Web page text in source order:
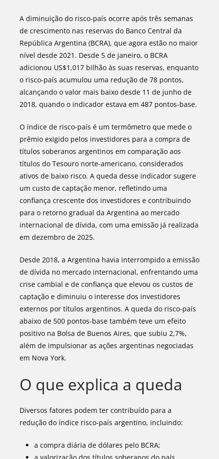
A diminuição do risco-país ocorre após três semanas
de crescimento nas reservas do Banco Central da
República Argentina (BCRA), que agora estão no maior
nível desde 2021. Desde 5 de janeiro, o BCRA
adicionou US$1,017 bilhão às suas reservas, enquanto
o risco-país acumulou uma redução de 78 pontos,
alcançando o valor mais baixo desde 11 de junho de
2018, quando o indicador estava em 487 pontos-base.
O índice de risco-país é um termômetro que mede o
prêmio exigido pelos investidores para a compra de
títulos soberanos argentinos em comparação aos
títulos do Tesouro norte-americano, considerados
ativos de baixo risco. A queda desse indicador sugere
um custo de captação menor, refletindo uma
confiança crescente dos investidores e contribuindo
para o retorno gradual da Argentina ao mercado
internacional de dívida, com uma emissão já realizada
em dezembro de 2025.
Desde 2018, a Argentina havia interrompido a emissão
de dívida no mercado internacional, enfrentando uma
crise cambial e de confiança que elevou os custos de
captação e diminuiu o interesse dos investidores
externos por títulos argentinos. A queda do risco-país
abaixo de 500 pontos-base também teve um efeito
positivo na Bolsa de Buenos Aires, que subiu 2,7%,
além de impulsionar as ações argentinas negociadas
em Nova York.
O que explica a queda
Diversos fatores podem ter contribuído para a
redução do índice risco-país argentino, incluindo:
a compra diária de dólares pelo BCRA;